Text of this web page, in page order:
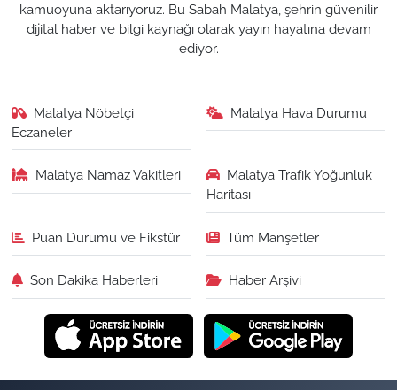
kamuoyuna aktarıyoruz. Bu Sabah Malatya, şehrin güvenilir
dijital haber ve bilgi kaynağı olarak yayın hayatına devam
ediyor.
Malatya Nöbetçi
Eczaneler
Malatya Hava Durumu
Malatya Namaz Vakitleri
Malatya Trafik Yoğunluk
Haritası
Puan Durumu ve Fikstür Tüm Manşetler
Son Dakika Haberleri Haber Arşivi